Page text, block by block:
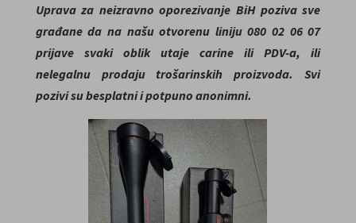
Uprava za neizravno oporezivanje BiH poziva sve
građane da na našu otvorenu liniju 080 02 06 07
prijave svaki oblik utaje carine ili PDV-a, ili
nelegalnu prodaju trošarinskih proizvoda. Svi
pozivi su besplatni i potpuno anonimni.